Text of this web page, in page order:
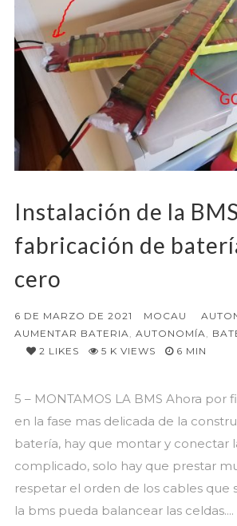
Instalación de la
fabricación de
cero
6 DE MARZO DE 2021 MOCAU
AUMENTAR BATERIA, AUTONOMÍA,
2 LIKES 5 K VIEWS 6 MIN
5 – MONTAMOS LA BMS Ahora por
en la fase mas delicada de la
batería, hay que montar y conectar
complicado, solo hay que prestar
respetar el orden de los cables que
la bms pueda balancear las celdas....